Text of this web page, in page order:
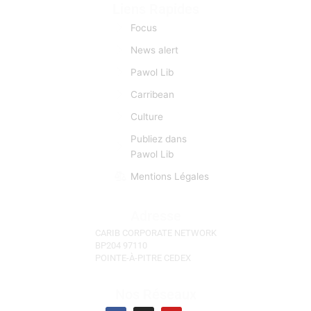
Focus
News alert
Pawol Lib
Carribean
Culture
Publiez dans
Pawol Lib
Mentions Légales
CARIB CORPORATE NETWORK
BP204 97110
POINTE-À-PITRE CEDEX